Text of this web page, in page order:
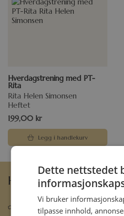
Hverdagstrening med PT-
Rita
Rita Helen Simonsen
Heftet
199,00 kr
Legg i handlekurv
Hermon Forlag AS
63 80 30 99
Dette nettstedet
Vi bruker
tilpasse innhold,